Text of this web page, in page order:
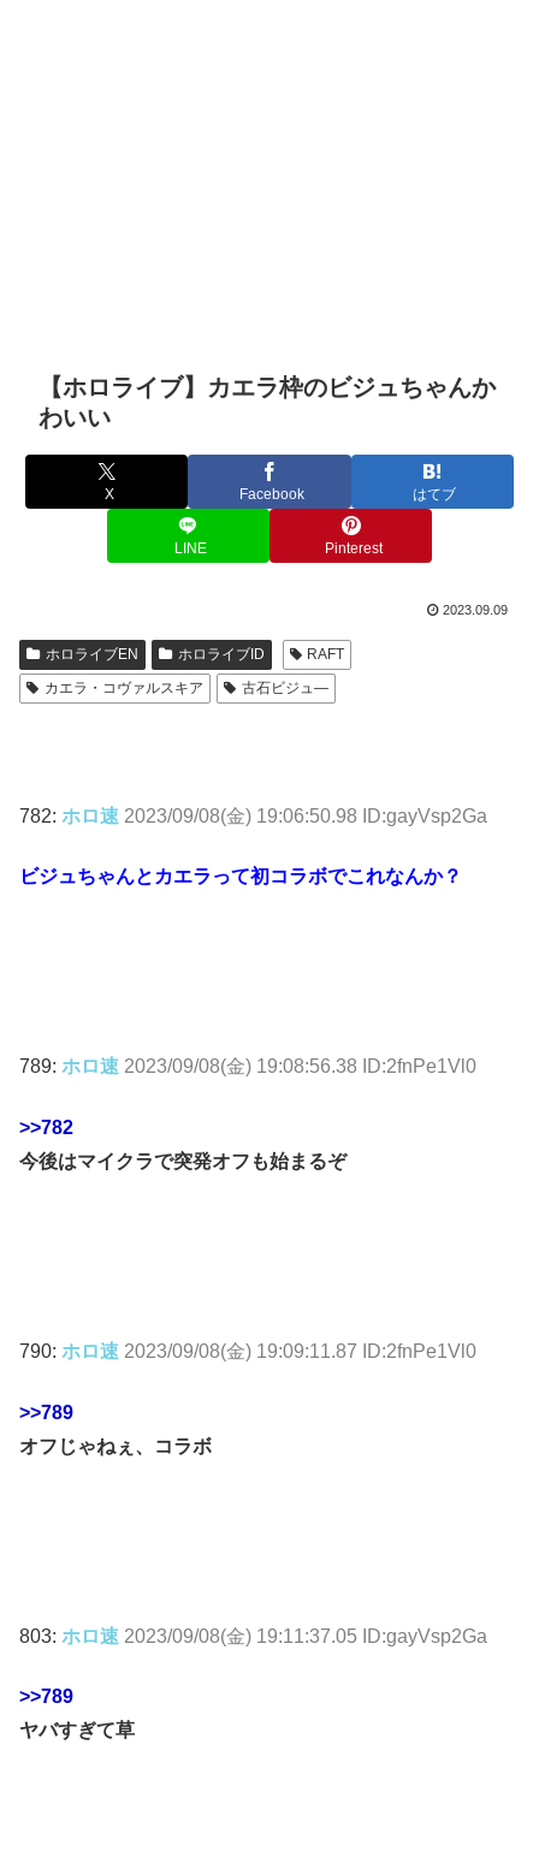
【ホロライブ】カエラ枠のビジュちゃんか
わいい
X Facebook はてブ
LINE Pinterest
2023.09.09
ホロライブEN ホロライブID
RAFT
カエラ・コヴァルスキア
古石ビジュ―
782: ホロ速 2023/09/08(金) 19:06:50.98 ID:gayVsp2Ga
ビジュちゃんとカエラって初コラボでこれなんか？
789: ホロ速 2023/09/08(金) 19:08:56.38 ID:2fnPe1Vl0
>>782
今後はマイクラで突発オフも始まるぞ
790: ホロ速 2023/09/08(金) 19:09:11.87 ID:2fnPe1Vl0
>>789
オフじゃねぇ、コラボ
803: ホロ速 2023/09/08(金) 19:11:37.05 ID:gayVsp2Ga
>>789
ヤバすぎて草